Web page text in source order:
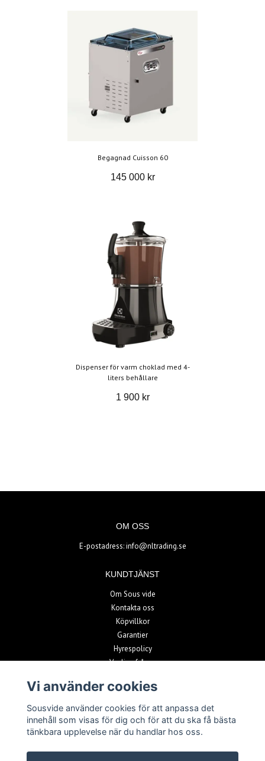
Begagnad Cuisson 60
145 000 kr
Dispenser för varm choklad med 4-
liters behållare
1 900 kr
OM OSS
E-postadress:info@nltrading.se
KUNDTJÄNST
Om Sous vide
Kontakta oss
Köpvillkor
Garantier
Hyrespolicy
Vanliga frågor
Vi använder cookies
Sousvide använder cookies för att anpassa det
innehåll som visas för dig och för att du ska få bästa
tänkbara upplevelse när du handlar hos oss.